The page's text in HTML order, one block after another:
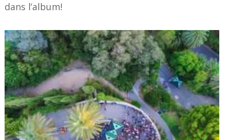
dans l’album!